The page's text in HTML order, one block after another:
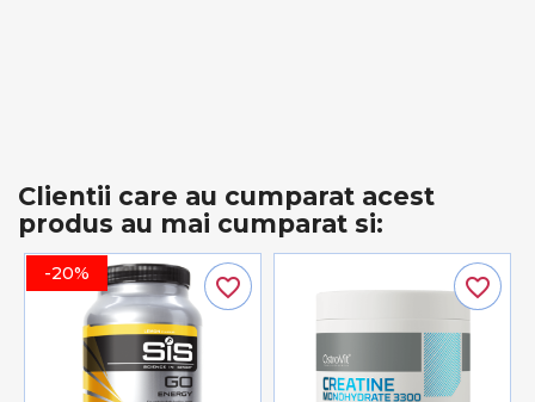
Clientii care au cumparat acest
produs au mai cumparat si:
-20% favorite_border favorite_border